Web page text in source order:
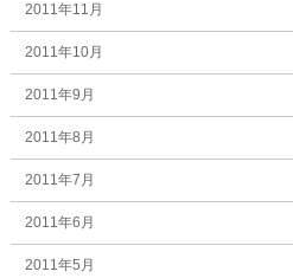
2011年11月
2011年10月
2011年9月
2011年8月
2011年7月
2011年6月
2011年5月